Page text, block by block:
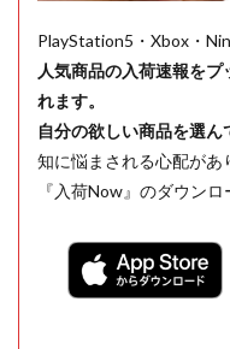
PlayStation5・Xbox・
人気商品の入荷速報を
れます。
自分の欲しい商品を選ん
知に悩まされる心配があ
『入荷Now』のダウン